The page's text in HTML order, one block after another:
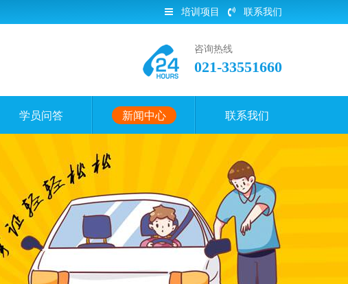
培训项目 联系我们
咨询热线
021-33551660
学员问答 新闻中心 联系我们